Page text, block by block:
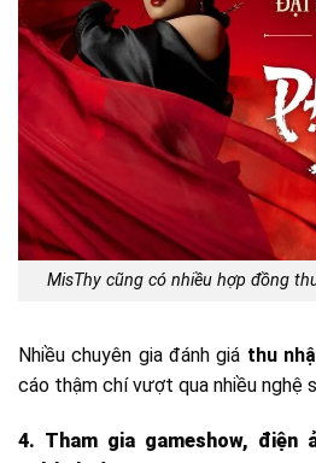
MisThy cũng có nhiều hợp đồng
Nhiều chuyên gia đánh giá thu
cáo thậm chí vượt qua nhiều nghệ
4. Tham gia gameshow, điện